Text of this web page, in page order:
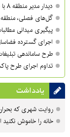
دیدار مدیر منطقه ۸ با خانواده معظم شهید جواد ایزدی
گل‌های فصلی، منطقه ۱۰ را زیباتر کردند
پیگیری میدانی مطالبات شهروندان
اجرای گسترده
طرح ساماندهی
تداوم اجرای طرح
یادداشت
روایت شهری که
خانه را خاموش نکنید